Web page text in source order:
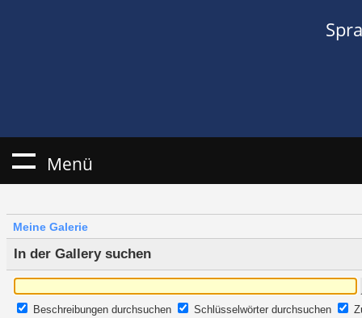
Menü
Meine Galerie
In der Gallery suchen
Beschreibungen durchsuchen Schlüsselwörter durchsuchen